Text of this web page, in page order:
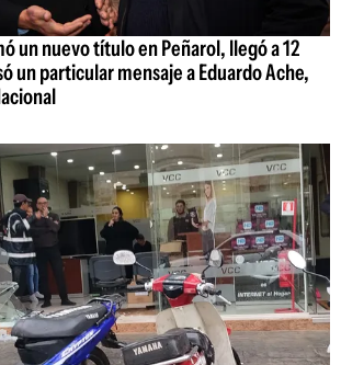
un nuevo título en Peñarol, llegó a 12
un particular mensaje a Eduardo Ache,